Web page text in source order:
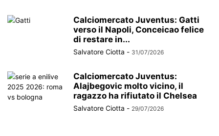
Calciomercato Juventus: Gatti
verso il Napoli, Conceicao felice
di restare in...
Salvatore Ciotta - 31/07/2026
Calciomercato Juventus:
Alajbegovic molto vicino, il
ragazzo ha rifiutato il Chelsea
Salvatore Ciotta - 29/07/2026